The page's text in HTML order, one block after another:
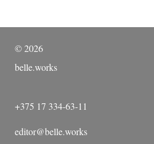
©2026
belle.works
+375 17 334-63-11
editor@belle.works